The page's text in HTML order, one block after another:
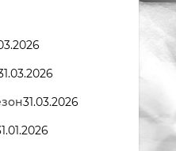
31.03.2026